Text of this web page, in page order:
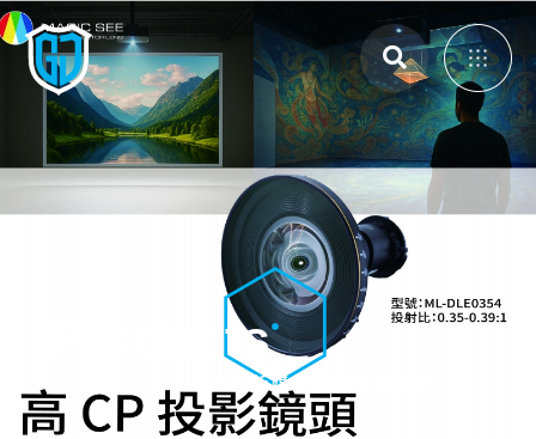
主選單
展覽展示設計
體感互動裝置
3D Mapping
大畫面投影拼接
智能電控膜
全息影像系統
Products
全方位新媒體影像科技設計